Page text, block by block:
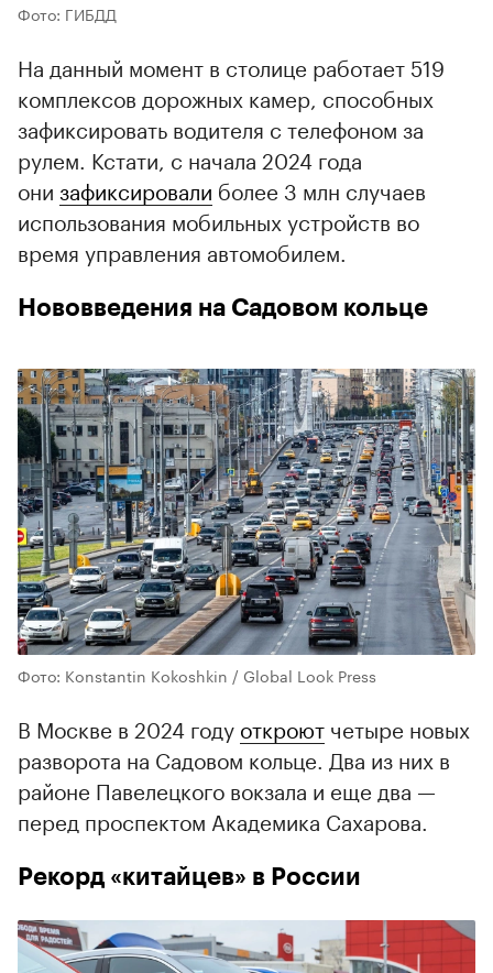
Фото: ГИБДД
На данный момент в столице работает 519
комплексов дорожных камер, способных
зафиксировать водителя с телефоном за
рулем. Кстати, с начала 2024 года
они зафиксировали более 3 млн случаев
использования мобильных устройств во
время управления автомобилем.
Нововведения на Садовом кольце
Фото: Konstantin Kokoshkin / Global Look Press
В Москве в 2024 году откроют четыре новых
разворота на Садовом кольце. Два из них в
районе Павелецкого вокзала и еще два —
перед проспектом Академика Сахарова.
Рекорд «китайцев» в России